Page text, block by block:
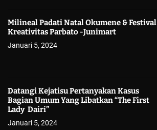
Milineal Padati Natal Okumene & Festival
Kreativitas Parbato -Junimart
Januari 5, 2024
Datangi Kejatisu Pertanyakan Kasus
Bagian Umum Yang Libatkan “The First
Lady Dairi”
Januari 5, 2024